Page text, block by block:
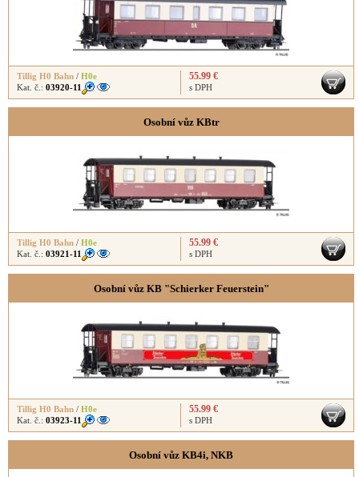
Tillig H0 Bahn / H0e
Kat. č.: 03920-11
55.99 €
s DPH
Osobní vůz KBtr
Tillig H0 Bahn / H0e
Kat. č.: 03921-11
55.99 €
s DPH
Osobní vůz KB "Schierker Feuerstein"
Tillig H0 Bahn / H0e
Kat. č.: 03923-11
55.99 €
s DPH
Osobní vůz KB4i, NKB